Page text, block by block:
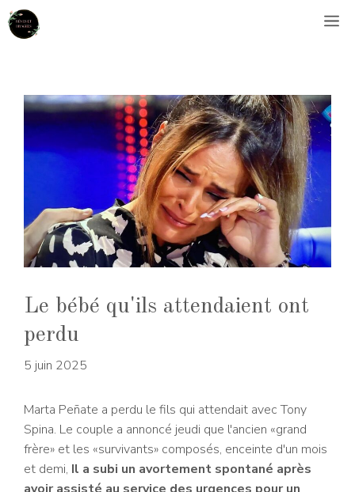
Aller
au
Le bébé qu'ils attendaient ont
perdu
5 juin 2025
Marta Peñate a perdu le fils qui attendait avec Tony
Spina. Le couple a annoncé jeudi que l'ancien «grand
frère» et les «survivants» composés, enceinte d'un mois
et demi, Il a subi un avortement spontané après